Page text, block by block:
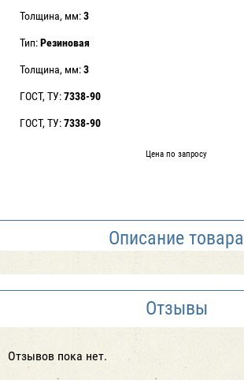
Толщина, мм:3
Тип:Резиновая
Толщина, мм:3
ГОСТ, ТУ:7338-90
ГОСТ, ТУ:7338-90
Цена по запросу
Описание товара
Отзывы
Отзывов пока нет.